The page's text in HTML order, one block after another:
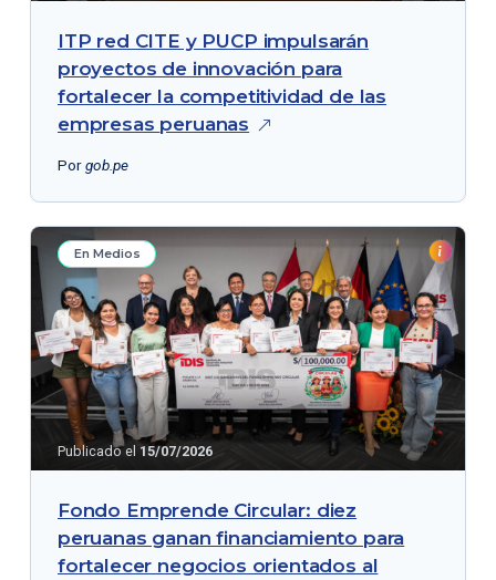
ITP red CITE y PUCP impulsarán
proyectos de innovación para
fortalecer la competitividad de las
empresas peruanas
Porgob.pe
En Medios
Publicado el 15/07/2026
Fondo Emprende Circular: diez
peruanas ganan financiamiento para
fortalecer negocios orientados al